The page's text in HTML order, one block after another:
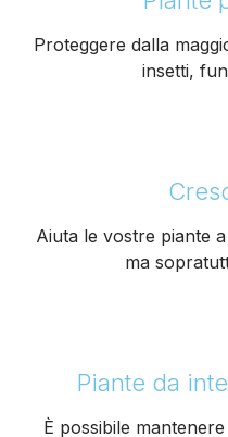
Proteggere dalla
insetti,
Aiuta le vostre piante
ma
Piante da
È possibile